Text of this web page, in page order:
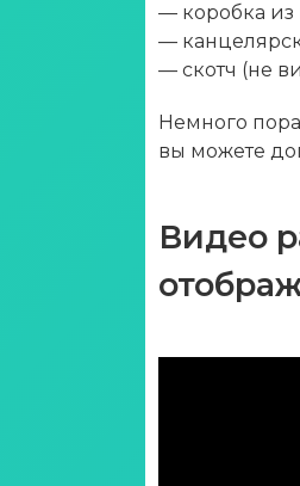
— коробка из
—
— скотч (не
Немного
вы можете
Видео